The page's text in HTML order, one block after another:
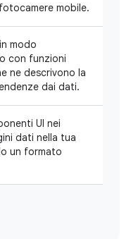
mobile.
modo
con funzioni
ne descrivono la
dai dati.
UI nei
dati nella tua
un formato